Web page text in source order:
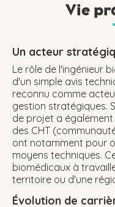
Vie
Un acteur
Le rôle de l'ingénieur
d'un simple avis
reconnu comme
gestion stratégiques.
de projet a
des CHT
ont notamment pour
moyens techniques.
biomédicaux à
territoire ou d'une
Évolution de